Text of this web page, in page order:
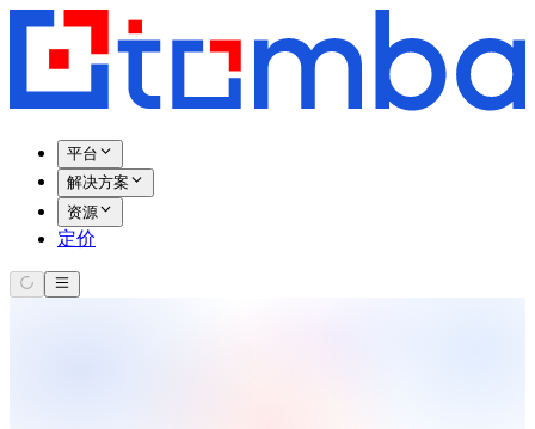
平台
解决方案
资源
定价